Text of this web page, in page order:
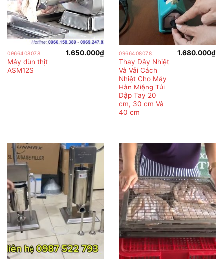
0966408078
Máy đùn thịt
ASM12S
1.650.000₫ 0966408078
Thay Dây Nhiệt
Và Vải Cách
Nhiệt Cho Máy
Hàn Miệng Túi
Dập Tay 20
cm, 30 cm Và
40 cm
1.680.000₫